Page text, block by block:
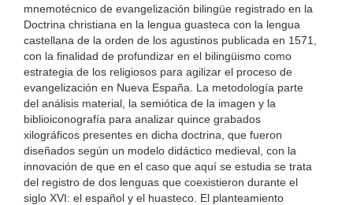
mnemotécnico de evangelización bilingüe registrado en la
Doctrina christiana en la lengua guasteca con la lengua
castellana de la orden de los agustinos publicada en 1571,
con la finalidad de profundizar en el bilingüismo como
estrategia de los religiosos para agilizar el proceso de
evangelización en Nueva España. La metodología parte
del análisis material, la semiótica de la imagen y la
biblioiconografía para analizar quince grabados
xilográficos presentes en dicha doctrina, que fueron
diseñados según un modelo didáctico medieval, con la
innovación de que en el caso que aquí se estudia se trata
del registro de dos lenguas que coexistieron durante el
siglo XVI: el español y el huasteco. El planteamiento